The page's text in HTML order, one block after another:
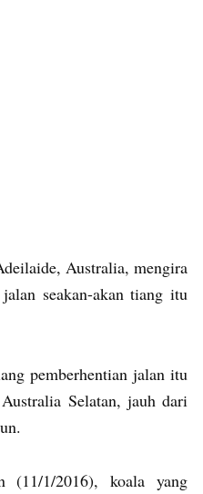
Australia, mengira
seakan-akan tiang itu
pemberhentian jalan itu
Selatan, jauh dari
1/2016), koala yang